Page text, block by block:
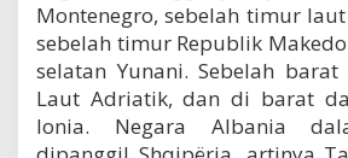
Montenegro, sebelah timur laut
sebelah timur Republik
selatan Yunani. Sebelah
Laut Adriatik, dan di barat
Ionia. Negara Albania